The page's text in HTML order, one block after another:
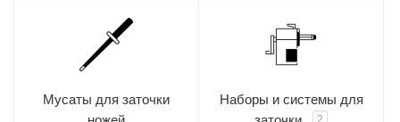
Мусаты для заточки
Наборы и системы для
2